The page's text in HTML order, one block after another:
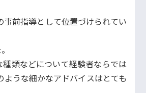
前指導として位置づけられてい
類などについて経験者ならでは
うな細かなアドバイスはとても